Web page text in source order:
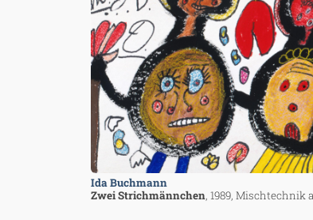
Ida Buchmann
Zwei Strichmännchen, 1989, Mischtechnik